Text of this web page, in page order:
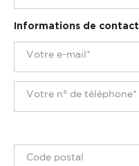
Informations de contact